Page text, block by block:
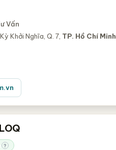
Vấn
Khởi Nghĩa, Q. 7, TP. Hồ Chí Minh
?